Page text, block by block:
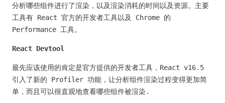
分析哪些组件进行了渲染，以及渲染消耗的时间以及资源。主要
工具有 React 官方的开发者工具以及 Chrome 的
Performance 工具。
React Devtool
最先应该使用的肯定是官方提供的开发者工具，React v16.5
引入了新的 Profiler 功能，让分析组件渲染过程变得更加简
单，而且可以很直观地查看哪些组件被渲染.